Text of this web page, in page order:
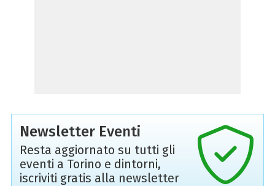
Newsletter Eventi
Resta aggiornato su tutti gli
eventi a Torino e dintorni,
iscriviti gratis alla newsletter